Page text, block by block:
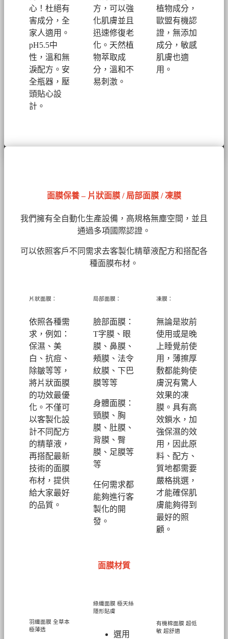
心！ 杜絕有
害成分，全
家人適用。
pH5.5中
性，溫和無
淚配方。安
全瓶器，壓
頭貼心設
計。
方，可以強
化肌膚並且
迅速修復老
化。 天然植
物萃取成
分，溫和不
易刺激。
植物成分，
歐盟有機認
證，無添加
成分，敏感
肌膚也適
用。
面膜保養 – 片狀面膜 / 局部面膜 / 凍膜
我們擁有全自動化生產設備，高規格無塵空間，並且
通過多項國際認證。
可以依照客戶不同需求去客製化精華液配方和搭配各
種面膜布材。
片狀面膜：
依照各種需
求，例如：
保濕、美
白、抗痘、
除皺等等，
將片狀面膜
的功效最優
化。不僅可
以客製化設
計不同配方
的精華液，
再搭配最新
技術的面膜
布材，提供
給大家最好
的品質。
局部面膜：
臉部面膜：
T字膜、眼
膜、鼻膜、
頰膜、法令
紋膜、下巴
膜等等
身體面膜：
頸膜、胸
膜、肚膜、
背膜、臀
膜、足膜等
等
任何需求都
能夠進行客
製化的開
發。
凍膜：
無論是妝前
使用或是晚
上睡覺前使
用，薄擦厚
敷都能夠使
膚況有驚人
效果的凍
膜。具有高
效鎖水，加
強保濕的效
用，因此原
料、配方、
質地都需要
嚴格挑選，
才能確保肌
膚能夠得到
最好的照
顧。
面膜材質
羽纖面膜 全草本
極薄透
綠纖面膜 極天絲
隱形貼膚
選用
有機棉面膜 超低
敏 超舒適